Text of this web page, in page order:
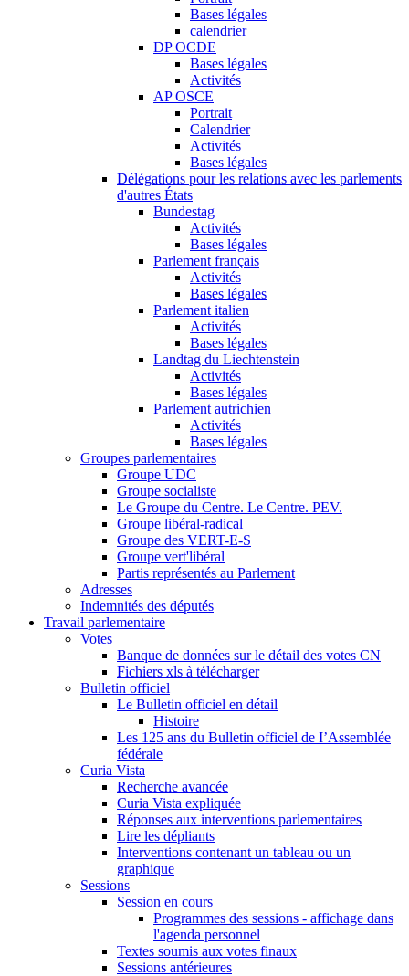
Bases légales
calendrier
DP OCDE
Bases légales
Activités
AP OSCE
Portrait
Calendrier
Activités
Bases légales
Délégations pour les relations avec les parlements
d'autres États
Bundestag
Activités
Bases légales
Parlement français
Activités
Bases légales
Parlement italien
Activités
Bases légales
Landtag du Liechtenstein
Activités
Bases légales
Parlement autrichien
Activités
Bases légales
Groupes parlementaires
Groupe UDC
Groupe socialiste
Le Groupe du Centre. Le Centre. PEV.
Groupe libéral-radical
Groupe des VERT-E-S
Groupe vert'libéral
Partis représentés au Parlement
Adresses
Indemnités des députés
Travail parlementaire
Votes
Banque de données sur le détail des votes CN
Fichiers xls à télécharger
Bulletin officiel
Le Bulletin officiel en détail
Histoire
Les 125 ans du Bulletin officiel de I’Assemblée
fédérale
Curia Vista
Recherche avancée
Curia Vista expliquée
Réponses aux interventions parlementaires
Lire les dépliants
Interventions contenant un tableau ou un
graphique
Sessions
Session en cours
Programmes des sessions - affichage dans
l'agenda personnel
Textes soumis aux votes finaux
Sessions antérieures